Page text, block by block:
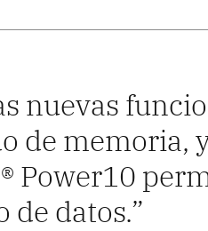
nuevas
de
Power10
de datos.